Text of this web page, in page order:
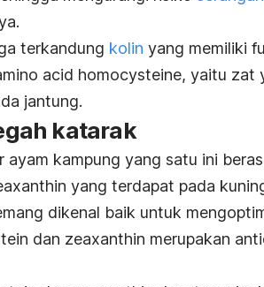
terkandung kolin yang memiliki
acid homocysteine, yaitu zat
jantung.
katarak
ayam kampung yang satu ini
yang terdapat pada
dikenal baik untuk
dan zeaxanthin merupakan